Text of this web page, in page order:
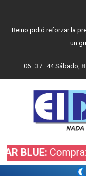
Reino pidió reforzar la
un
06 : 37 : 45 Sábado,
Compra: $1505